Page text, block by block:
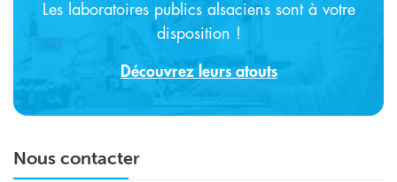
Les laboratoires publics alsaciens sont à votre
disposition !
Découvrez leurs atouts
Nous contacter